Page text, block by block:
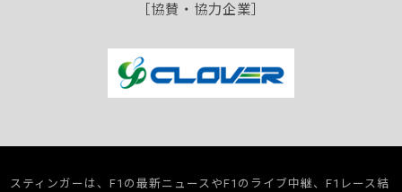
［協賛・協力企業］
スティンガーは、F1の最新ニュースやF1のライブ中継、F1レース結